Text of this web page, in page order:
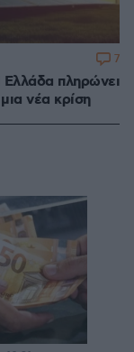
Ελλάδα πληρώνει
νέα κρίση
7